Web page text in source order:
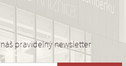
pravidelný newsletter